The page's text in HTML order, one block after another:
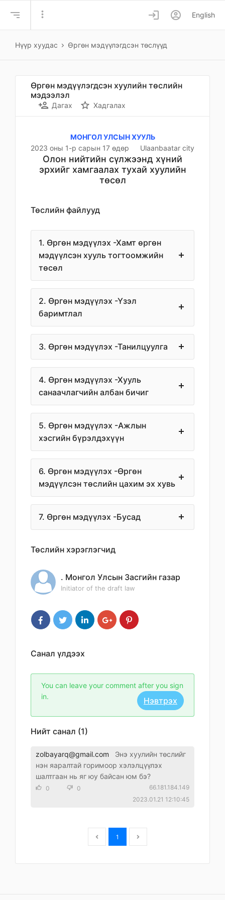
more_vert login account_circle English
Нүүр хуудас Өргөн мэдүүлэгдсэн төслүүд
Өргөн мэдүүлэгдсэн хуулийн төслийн
мэдээлэл
person_add Дагах star_border Хадгалах
МОНГОЛ УЛСЫН ХУУЛЬ
2023 оны 1-р сарын 17 өдөр
Ulaanbaatar city
Олон нийтийн сүлжээнд хүний
эрхийг хамгаалах тухай хуулийн
төсөл
Төслийн файлууд
1. Өргөн мэдүүлэх -Хамт өргөн
мэдүүлсэн хууль тогтоомжийн
төсөл
2. Өргөн мэдүүлэх -Үзэл
баримтлал
3. Өргөн мэдүүлэх -Танилцуулга
4. Өргөн мэдүүлэх -Хууль
санаачлагчийн албан бичиг
5. Өргөн мэдүүлэх -Ажлын
хэсгийн бүрэлдэхүүн
6. Өргөн мэдүүлэх -Өргөн
мэдүүлсэн төслийн цахим эх хувь
7. Өргөн мэдүүлэх -Бусад
Төслийн хэрэглэгчид
. Монгол Улсын Засгийн газар
Initiator of the draft law
Санал үлдээх
You can leave your comment after you sign
in.
Нэвтрэх
Нийт санал (1)
zolbayarq@gmail.com
Энэ хуулийн төслийг
нэн яаралтай горимоор хэлэлцүүлэх
шалтгаан нь яг юу байсан юм бэ?
thumb_up_alt 0 thumb_down_alt 0
66.181.184.149
2023.01.21 12:10:45
1